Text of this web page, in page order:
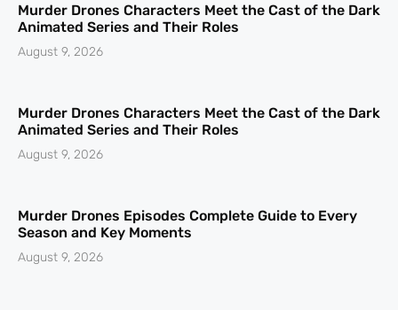
Murder Drones Characters Meet the Cast of the Dark
Animated Series and Their Roles
August 9, 2026
Murder Drones Characters Meet the Cast of the Dark
Animated Series and Their Roles
August 9, 2026
Murder Drones Episodes Complete Guide to Every
Season and Key Moments
August 9, 2026